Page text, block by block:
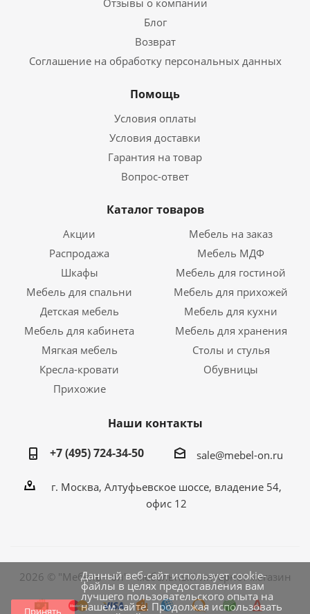
Отзывы о компании
Блог
Возврат
Соглашение на обработку персональных данных
Помощь
Условия оплаты
Условия доставки
Гарантия на товар
Вопрос-ответ
Каталог товаров
Акции
Мебель на заказ
Распродажа
Мебель МДФ
Шкафы
Мебель для гостиной
Мебель для спальни
Мебель для прихожей
Детская мебель
Мебель для кухни
Мебель для кабинета
Мебель для хранения
Мягкая мебель
Столы и стулья
Кресла-кровати
Обувницы
Прихожие
Наши контакты
+7 (495) 724-34-50
sale@mebel-on.ru
г. Москва, Алтуфьевское шоссе, владение 54,
офис 12
2026 © "Мебель - он" - мебельный интернет магазин
Принять
Данный веб-сайт использует cookie-
файлы в целях предоставления вам
лучшего пользовательского опыта на
нашем сайте. Продолжая использовать